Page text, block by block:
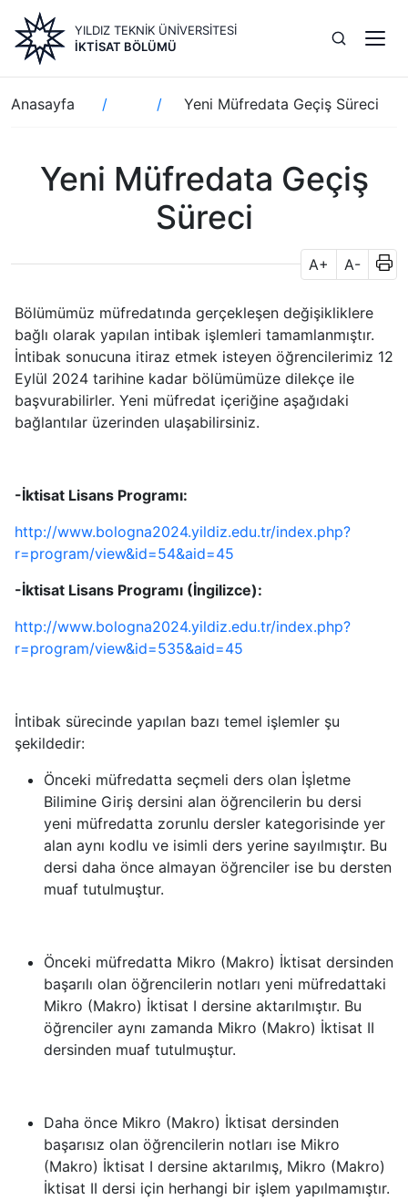
içeriğe
atla
YILDIZ TEKNİK ÜNİVERSİTESİ
İKTISAT BÖLÜMÜ
Sayfa
yolu
Anasayfa Yeni Müfredata Geçiş Süreci
Yeni Müfredata Geçiş
Süreci
A+ A-
Bölümümüz müfredatında gerçekleşen değişikliklere
bağlı olarak yapılan intibak işlemleri tamamlanmıştır.
İntibak sonucuna itiraz etmek isteyen öğrencilerimiz 12
Eylül 2024 tarihine kadar bölümümüze dilekçe ile
başvurabilirler. Yeni müfredat içeriğine aşağıdaki
bağlantılar üzerinden ulaşabilirsiniz.
-İktisat Lisans Programı:
http://www.bologna2024.yildiz.edu.tr/index.php?
r=program/view&id=54&aid=45
-İktisat Lisans Programı (İngilizce):
http://www.bologna2024.yildiz.edu.tr/index.php?
r=program/view&id=535&aid=45
İntibak sürecinde yapılan bazı temel işlemler şu
şekildedir:
Önceki müfredatta seçmeli ders olan İşletme
Bilimine Giriş dersini alan öğrencilerin bu dersi
yeni müfredatta zorunlu dersler kategorisinde yer
alan aynı kodlu ve isimli ders yerine sayılmıştır. Bu
dersi daha önce almayan öğrenciler ise bu dersten
muaf tutulmuştur.
Önceki müfredatta Mikro (Makro) İktisat dersinden
başarılı olan öğrencilerin notları yeni müfredattaki
Mikro (Makro) İktisat I dersine aktarılmıştır. Bu
öğrenciler aynı zamanda Mikro (Makro) İktisat II
dersinden muaf tutulmuştur.
Daha önce Mikro (Makro) İktisat dersinden
başarısız olan öğrencilerin notları ise Mikro
(Makro) İktisat I dersine aktarılmış, Mikro (Makro)
İktisat II dersi için herhangi bir işlem yapılmamıştır.